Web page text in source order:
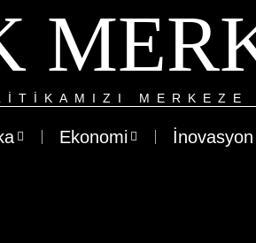
Ekonomi İnovasyon